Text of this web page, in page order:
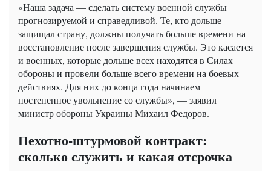
«Наша задача — сделать систему военной службы
прогнозируемой и справедливой. Те, кто дольше
защищал страну, должны получать больше времени на
восстановление после завершения службы. Это касается
и военных, которые дольше всех находятся в Силах
обороны и провели больше всего времени на боевых
действиях. Для них до конца года начинаем
постепенное увольнение со службы», — заявил
министр обороны Украины Михаил Федоров.
Пехотно-штурмовой контракт:
сколько служить и какая отсрочка